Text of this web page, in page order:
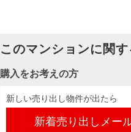
このマンションに関
購入をお考えの方
新しい売り出し物件が出たら
新着売り出しメー